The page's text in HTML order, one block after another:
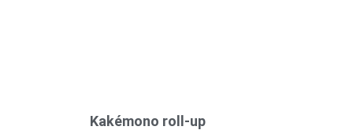
Kakémono roll-up